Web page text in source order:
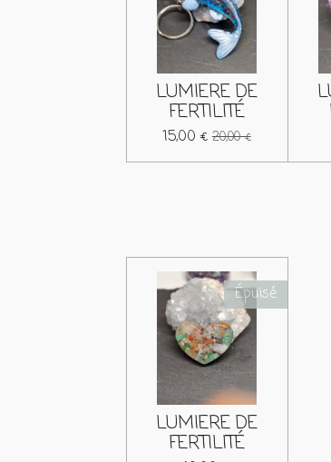
LUMIERE DE
FERTILITÉ
15,00 € 20,00 €
Épuisé
LUMIERE DE
FERTILITÉ